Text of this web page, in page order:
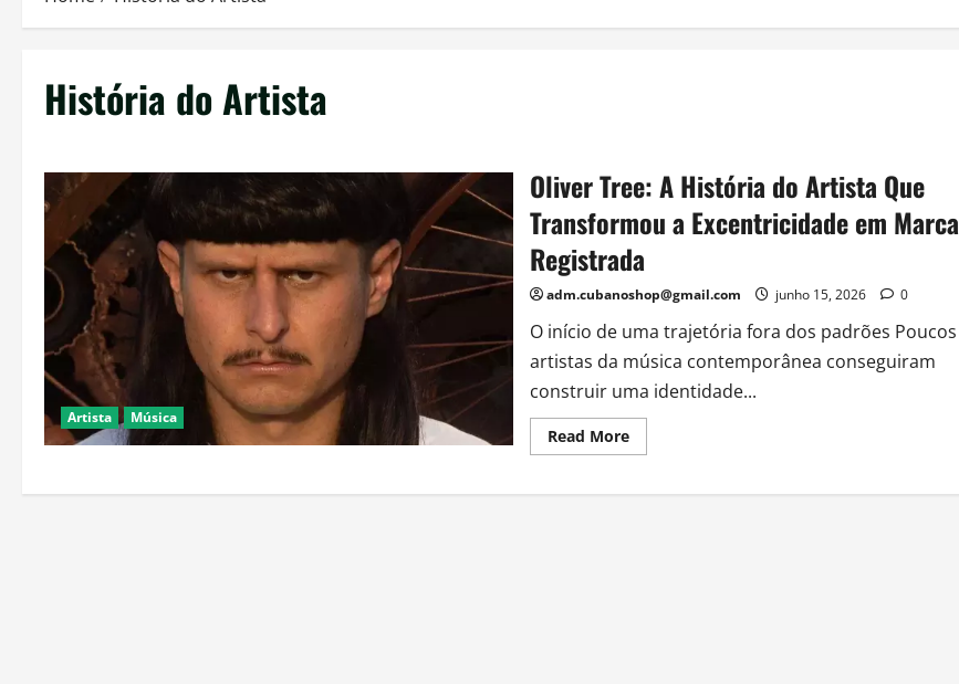
História do Artista
Artista Música
Oliver Tree: A História do Artista Que
Transformou a Excentricidade em Marca
Registrada
adm.cubanoshop@gmail.com junho 15, 2026 0
O início de uma trajetória fora dos padrões Poucos
artistas da música contemporânea conseguiram
construir uma identidade...
Read MoreRead
more
Tree: